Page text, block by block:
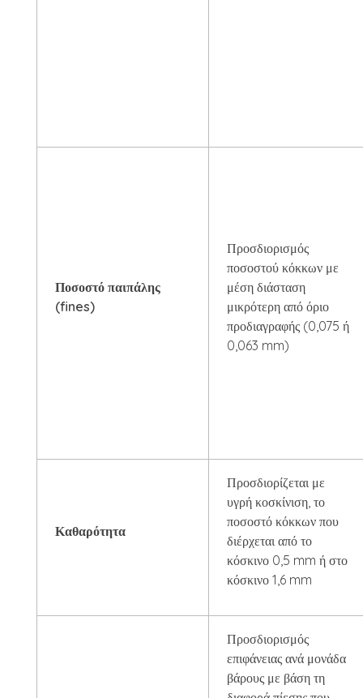
Ποσοστό παιπάλης
(fines)
Προσδιορισμός
ποσοστού κόκκων με
μέση διάσταση
μικρότερη από όριο
προδιαγραφής (0,075 ή
0,063 mm)
Καθαρότητα
Προσδιορίζεται με
υγρή κοσκίνιση, το
ποσοστό κόκκων που
διέρχεται από το
κόσκινο 0,5 mm ή στο
κόσκινο 1,6 mm
Προσδιορισμός
επιφάνειας ανά μονάδα
βάρους με βάση τη